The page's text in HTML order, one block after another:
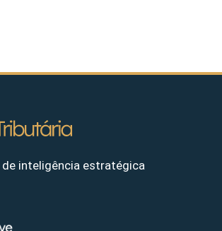
inteligência estratégica